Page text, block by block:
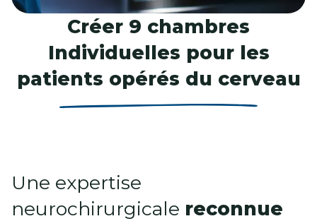
Créer 9 chambres
Individuelles pour les
patients opérés du cerveau
Une expertise
neurochirurgicale reconnue